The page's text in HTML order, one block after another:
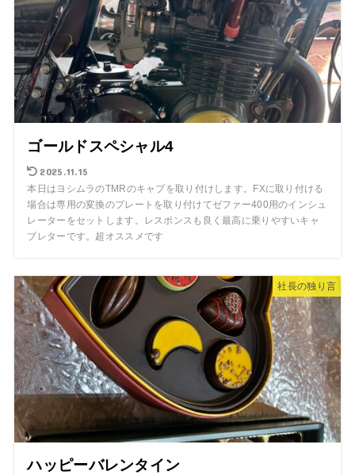
ゴールドスペシャル4
2025.11.15
本日はヨシムラのTMRのキャブを取り付けします。FXに取り付ける
場合は専用の変換のプレートを取り付けてゼファー400用のインシュ
レーターをセットします。レスポンスも良く最高に乗りやすいキャ
ブレターです。超オススメです
社長の独り言
ハッピーバレンタイン